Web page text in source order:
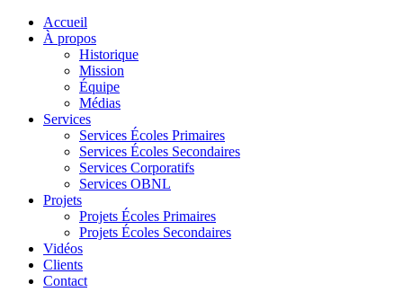
Accueil
À propos
Historique
Mission
Équipe
Médias
Services
Services Écoles Primaires
Services Écoles Secondaires
Services Corporatifs
Services OBNL
Projets
Projets Écoles Primaires
Projets Écoles Secondaires
Vidéos
Clients
Contact